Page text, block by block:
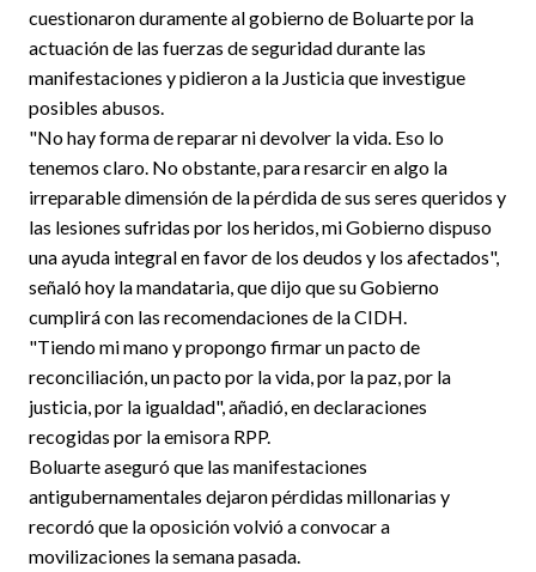
cuestionaron duramente al gobierno de Boluarte por la
actuación de las fuerzas de seguridad durante las
manifestaciones y pidieron a la Justicia que investigue
posibles abusos.
"No hay forma de reparar ni devolver la vida. Eso lo
tenemos claro. No obstante, para resarcir en algo la
irreparable dimensión de la pérdida de sus seres queridos y
las lesiones sufridas por los heridos, mi Gobierno dispuso
una ayuda integral en favor de los deudos y los afectados",
señaló hoy la mandataria, que dijo que su Gobierno
cumplirá con las recomendaciones de la CIDH.
"Tiendo mi mano y propongo firmar un pacto de
reconciliación, un pacto por la vida, por la paz, por la
justicia, por la igualdad", añadió, en declaraciones
recogidas por la emisora RPP.
Boluarte aseguró que las manifestaciones
antigubernamentales dejaron pérdidas millonarias y
recordó que la oposición volvió a convocar a
movilizaciones la semana pasada.